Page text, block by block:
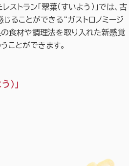
トラン「翠葉（すいよう）」では、古
ることができる“ガストロノミージ
の食材や調理法を取り入れた新感覚
ことができます。
）」